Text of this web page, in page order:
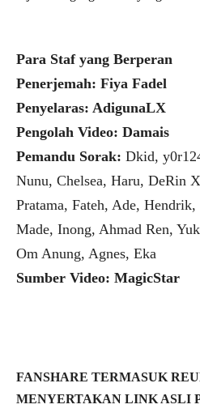
Para Staf yang Berperan
Penerjemah: Fiya Fadel
Penyelaras: AdigunaLX
Pengolah Video: Damais
Pemandu Sorak: Dkid,
Nunu, Chelsea, Haru, DeRin
Pratama, Fateh, Ade,
Made, Inong, Ahmad Ren,
Om Anung, Agnes, Eka
Sumber Video: MagicStar
FANSHARE TERMASUK
MENYERTAKAN LINK ASLI